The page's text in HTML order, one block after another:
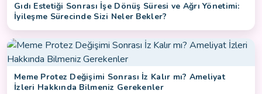
Gıdı Estetiği Sonrası İşe Dönüş Süresi ve Ağrı Yönetimi:
İyileşme Sürecinde Sizi Neler Bekler?
Meme Protez Değişimi Sonrası İz Kalır mı? Ameliyat
İzleri Hakkında Bilmeniz Gerekenler